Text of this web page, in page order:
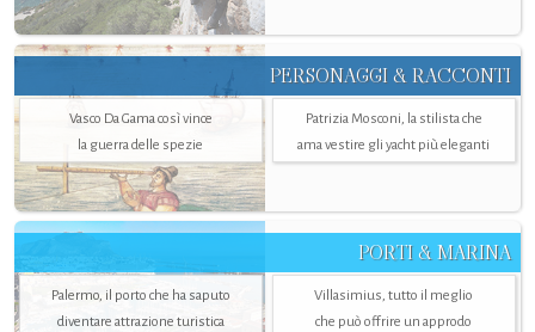
PERSONAGGI & RACCONTI
Vasco Da Gama così vince
la guerra delle spezie
Patrizia Mosconi, la stilista che
ama vestire gli yacht più eleganti
PORTI & MARINA
Palermo, il porto che ha saputo
diventare attrazione turistica
Villasimius, tutto il meglio
che può offrire un approdo